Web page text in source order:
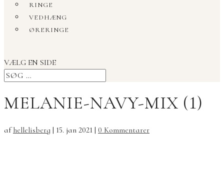
RINGE
VEDHÆNG
ØRERINGE
VÆLG EN SIDE
MELANIE-NAVY-MIX (1)
afhellelisberg | 15. jan 2021 | 0 Kommentarer